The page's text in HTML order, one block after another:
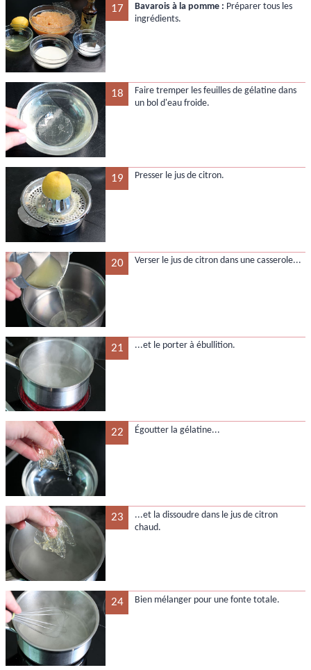
17 Bavarois à la pomme : Préparer tous les
ingrédients.
18
Faire tremper les feuilles de gélatine dans
un bol d'eau froide.
19 Presser le jus de citron.
20 Verser le jus de citron dans une casserole...
21 ...et le porter à ébullition.
22 Égoutter la gélatine...
23
...et la dissoudre dans le jus de citron
chaud.
24 Bien mélanger pour une fonte totale.